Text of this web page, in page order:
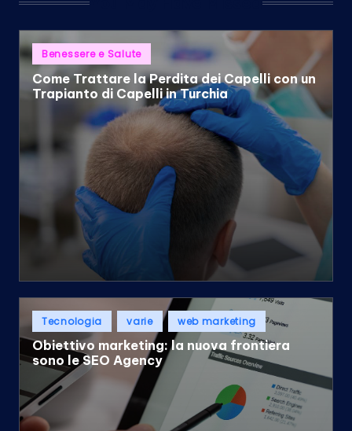
Posted
inBenessere e Salute
Come Trattare la Perdita dei Capelli con un
Trapianto di Capelli in Turchia
Posted
inTecnologia varie web marketing
Obiettivo marketing: la nuova frontiera
sono le SEO Agency